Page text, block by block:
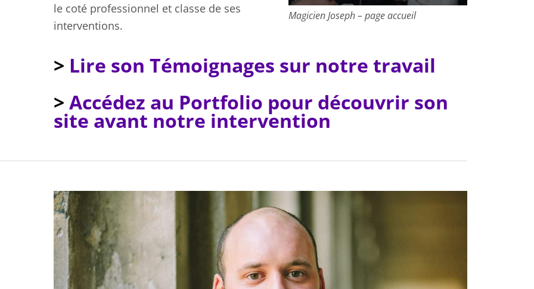
Magicien Joseph – page accueil
le coté professionnel et classe de ses
interventions.
> Lire son Témoignages sur notre travail
> Accédez au Portfolio pour découvrir son
site avant notre intervention